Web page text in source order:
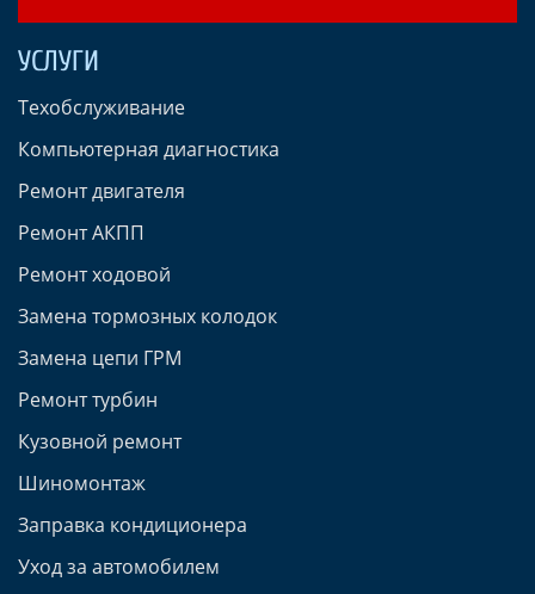
УСЛУГИ
Техобслуживание
Компьютерная диагностика
Ремонт двигателя
Ремонт АКПП
Ремонт ходовой
Замена тормозных колодок
Замена цепи ГРМ
Ремонт турбин
Кузовной ремонт
Шиномонтаж
Заправка кондиционера
Уход за автомобилем